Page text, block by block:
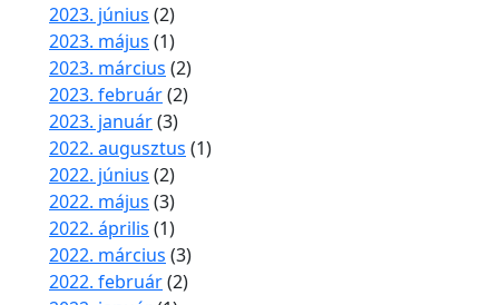
2023. június (2)
2023. május (1)
2023. március (2)
2023. február(2)
2023. január(3)
2022. augusztus (1)
2022. június (2)
2022. május (3)
2022. április (1)
2022. március (3)
2022. február(2)